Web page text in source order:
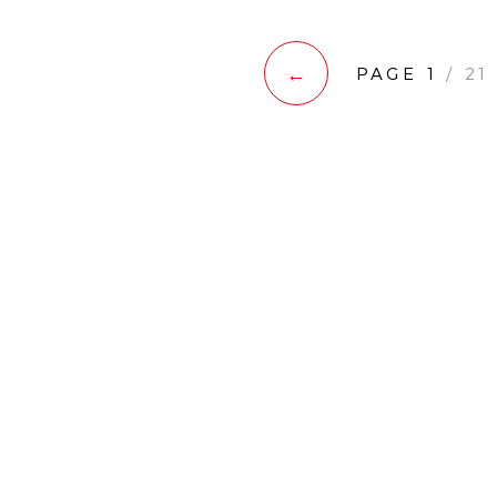
← PAGE 1 / 21